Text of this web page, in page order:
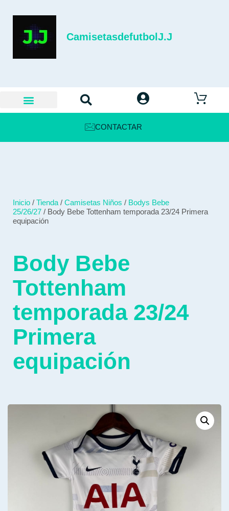
CamisetasdefutbolJ.J
CONTACTAR
Inicio / Tienda / Camisetas Niños / Bodys Bebe
25/26/27 / Body Bebe Tottenham temporada 23/24 Primera
equipación
Body Bebe
Tottenham
temporada 23/24
Primera
equipación